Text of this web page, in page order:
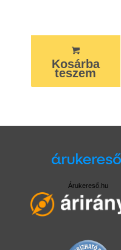
Kosárba
teszem
Árukereső.hu